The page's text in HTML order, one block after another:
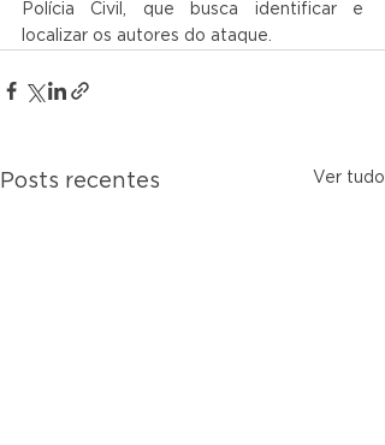
Polícia Civil, que busca identificar e
localizar os autores do ataque.
Posts recentes Ver tudo